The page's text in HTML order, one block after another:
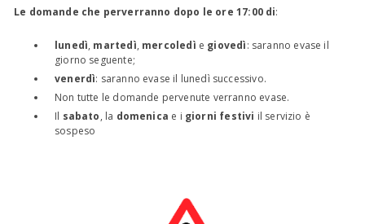
Le domande che perverranno dopo le ore 17:00 di:
lunedì, martedì, mercoledì e giovedì: saranno evase il
giorno seguente;
venerdì: saranno evase il lunedì successivo.
Non tutte le domande pervenute verranno evase.
Il sabato, la domenica e i giorni festivi il servizio è
sospeso